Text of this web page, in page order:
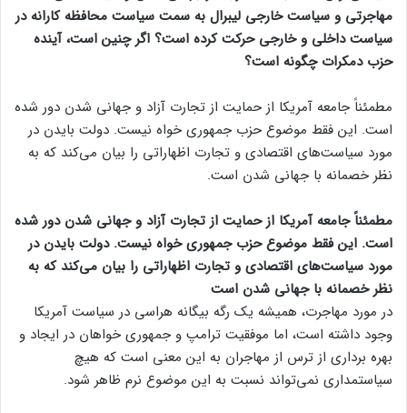
مهاجرتی و سیاست خارجی لیبرال به سمت سیاست محافظه کارانه در
سیاست داخلی و خارجی حرکت کرده است؟ اگر چنین است، آینده
حزب دمکرات چگونه است؟
مطمئناً جامعه آمریکا از حمایت از تجارت آزاد و جهانی شدن دور شده
است. این فقط موضوع حزب جمهوری خواه نیست. دولت بایدن در
مورد سیاست‌های اقتصادی و تجارت اظهاراتی را بیان می‌کند که به
نظر خصمانه با جهانی شدن است.
مطمئناً جامعه آمریکا از حمایت از تجارت آزاد و جهانی شدن دور شده
است. این فقط موضوع حزب جمهوری خواه نیست. دولت بایدن در
مورد سیاست‌های اقتصادی و تجارت اظهاراتی را بیان می‌کند که به
نظر خصمانه با جهانی شدن است
در مورد مهاجرت، همیشه یک رگه بیگانه هراسی در سیاست آمریکا
وجود داشته است، اما موفقیت ترامپ و جمهوری خواهان در ایجاد و
بهره برداری از ترس از مهاجران به این معنی است که هیچ
سیاستمداری نمی‌تواند نسبت به این موضوع نرم ظاهر شود.